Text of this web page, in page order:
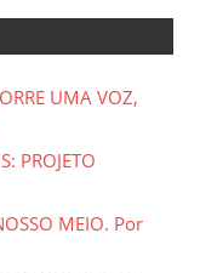
UMA VOZ,
PROJETO
MEIO. Por